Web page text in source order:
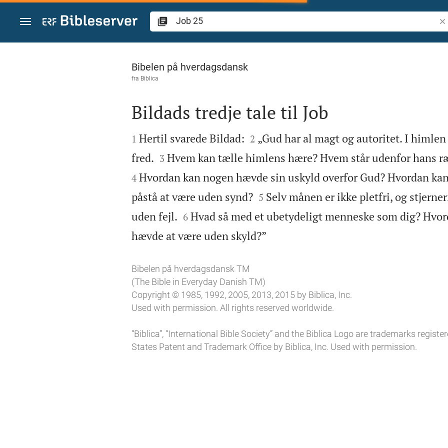
Gå til indhold
Job 25
Bibelen på hverdagsdansk
fra Biblica

Bildads tredje tale til Job

1 Hertil svarede Bildad:
2 „Gud har al magt og autoritet. I
fred.
3 Hvem kan tælle himlens hære? Hvem står udenfor hans
4 Hvordan kan nogen hævde sin uskyld overfor Gud? Hvordan
påstå at være uden synd?
5 Selv månen er ikke pletfri, og
uden fejl.
6 Hvad så med et ubetydeligt menneske som dig?
hævde at være uden skyld?”
Bibelen på hverdagsdansk TM
(The Bible in Everyday Danish TM)
Copyright © 1985, 1992, 2005, 2013, 2015 by Biblica, Inc.
Used with permission. All rights reserved worldwide.
“Biblica”, “International Bible Society” and the Biblica Logo are trademarks
States Patent and Trademark Office by Biblica, Inc. Used with permission.